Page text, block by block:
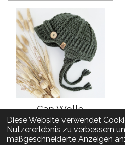
Diese Website verwendet
Nutzererlebnis zu verbessern
maßgeschneiderte Anzeigen
Cap Wolle
32,90 €
zzgl. Versandkosten